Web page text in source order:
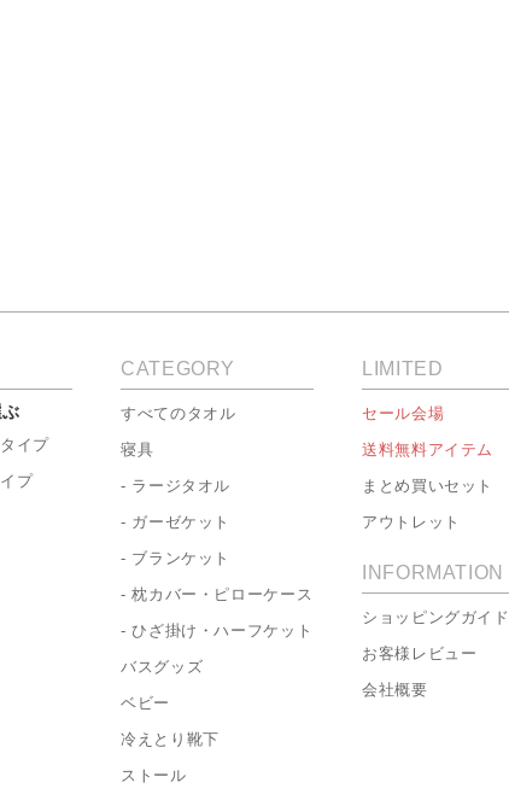
イプ
プ
CATEGORY
すべてのタオル
寝具
- ラージタオル
- ガーゼケット
- ブランケット
- 枕カバー・ピローケース
- ひざ掛け・ハーフケット
バスグッズ
ベビー
冷えとり靴下
ストール
LIMITED
セール会場
送料無料アイテム
まとめ買いセット
アウトレット
INFORMATION
ショッピングガイド
お客様レビュー
会社概要